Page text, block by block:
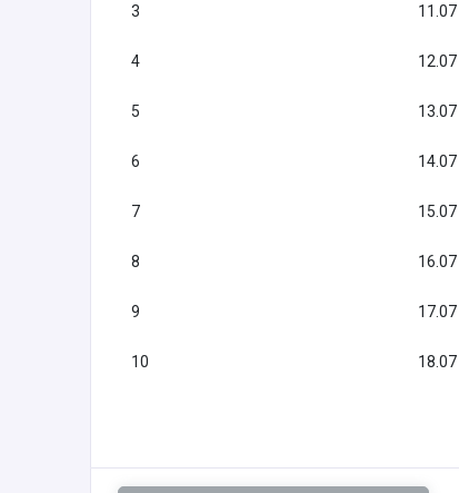
3
4 12.07
5
6
7
8 16.07
9
10